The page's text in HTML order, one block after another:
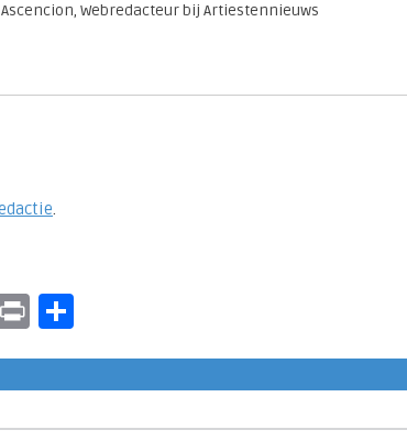
Webredacteur bij Artiestennieuws
.​
Print